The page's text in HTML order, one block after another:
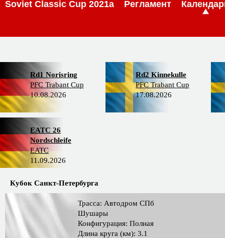
Soviet Classic Cup 2021a Регламент
Rd1 Norisring
PFC Trabant Cup
10.08.2026
Rd2 Kinnekulle
PFC Trabant Cup
17.08.2026
EATC 26
Nordschleife
EATC
11.09.2026
Кубок Санкт-Петербурга
Трасса: Автодром СПб
Шушары
Конфигурация: Полная
Длина круга (км): 3.1